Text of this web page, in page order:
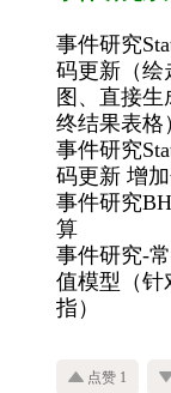
事件研究
码更新（绘
图、直接生
终结果表格
事件研究
码更新 增
事件研究
算
事件研究-
值模型（针
指）
点赞 1